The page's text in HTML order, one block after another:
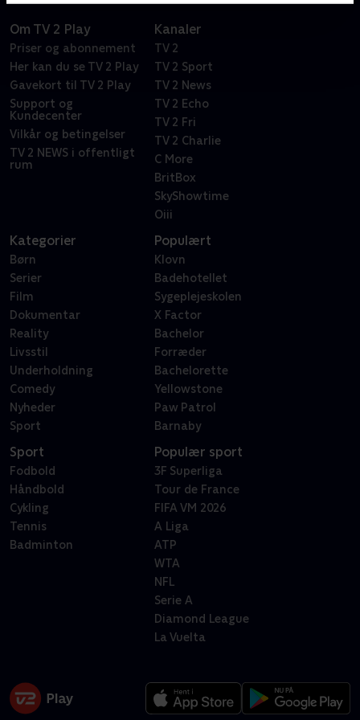
Om TV 2 Play
Priser og abonnement
Her kan du se TV 2 Play
Gavekort til TV 2 Play
Support og
Kundecenter
Vilkår og betingelser
TV 2 NEWS i offentligt
rum
Kanaler
TV 2
TV 2 Sport
TV 2 News
TV 2 Echo
TV 2 Fri
TV 2 Charlie
C More
BritBox
SkyShowtime
Oiii
Kategorier
Børn
Serier
Film
Dokumentar
Reality
Livsstil
Underholdning
Comedy
Nyheder
Sport
Populært
Klovn
Badehotellet
Sygeplejeskolen
X Factor
Bachelor
Forræder
Bachelorette
Yellowstone
Paw Patrol
Barnaby
Sport
Fodbold
Håndbold
Cykling
Tennis
Badminton
Populær sport
3F Superliga
Tour de France
FIFA VM 2026
A Liga
ATP
WTA
NFL
Serie A
Diamond League
La Vuelta